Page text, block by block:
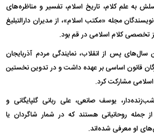
به علم کلام، تاریخ اسلام، تفسیر و مناظره‌های
مجله «مکتب اسلام»، از مدیران دارالتبلیغ
تخصصی کلام اسلامی در قم بود.
پس از انقلاب، نمایندگی مردم آذربایجان
قانون اساسی بر عهده داشت و در تدوین نخستین
مشارکت کرد.
یوسف صانعی، علی ربانی گلپایگانی و
جمله روحانیانی هستند که در شمار شاگردان یا
او معرفی شده‌اند.